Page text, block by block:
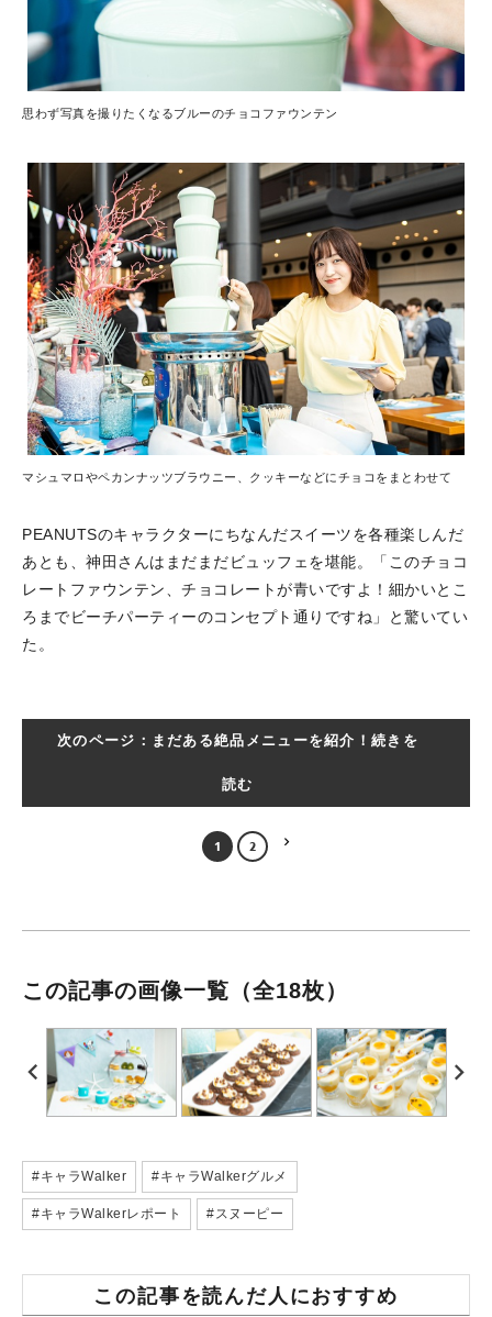
思わず写真を撮りたくなるブルーのチョコファウンテン
マシュマロやペカンナッツブラウニー、クッキーなどにチョコをまとわせて
PEANUTSのキャラクターにちなんだスイーツを各種楽しんだ
あとも、神田さんはまだまだビュッフェを堪能。「このチョコ
レートファウンテン、チョコレートが青いですよ！細かいとこ
ろまでビーチパーティーのコンセプト通りですね」と驚いてい
た。
次のページ：まだある絶品メニューを紹介！続きを
読む
1 2
この記事の画像一覧 （全18枚）
#キャラWalker #キャラWalkerグルメ
#キャラWalkerレポート #スヌーピー
この記事を読んだ人におすすめ